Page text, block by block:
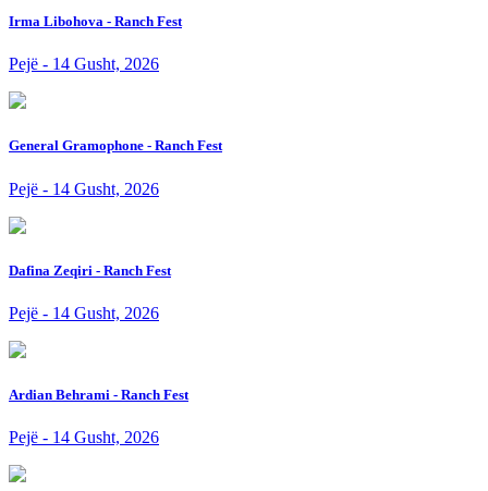
Irma Libohova - Ranch Fest
Pejë - 14 Gusht, 2026
General Gramophone - Ranch Fest
Pejë - 14 Gusht, 2026
Dafina Zeqiri - Ranch Fest
Pejë - 14 Gusht, 2026
Ardian Behrami - Ranch Fest
Pejë - 14 Gusht, 2026